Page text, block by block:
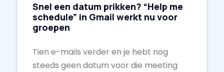
Snel een datum prikken? “Help me
schedule” in Gmail werkt nu voor
groepen
Tien e-mails verder en je hebt nog
steeds geen datum voor die meeting